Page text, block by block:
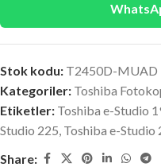
Stok kodu: T2450D-MUAD
Kategoriler: Toshiba
Etiketler: Toshiba e-Studio
Studio 225, Toshiba e-Studio
Share: